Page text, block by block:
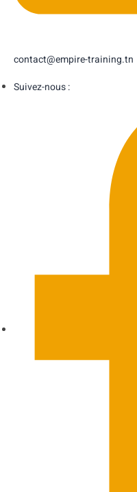
contact@empire-training.tn
Suivez-nous :